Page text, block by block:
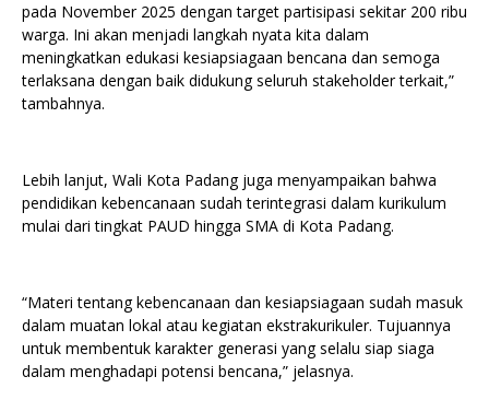
pada November 2025 dengan target partisipasi sekitar 200 ribu
warga. Ini akan menjadi langkah nyata kita dalam
meningkatkan edukasi kesiapsiagaan bencana dan semoga
terlaksana dengan baik didukung seluruh stakeholder terkait,”
tambahnya.
Lebih lanjut, Wali Kota Padang juga menyampaikan bahwa
pendidikan kebencanaan sudah terintegrasi dalam kurikulum
mulai dari tingkat PAUD hingga SMA di Kota Padang.
“Materi tentang kebencanaan dan kesiapsiagaan sudah masuk
dalam muatan lokal atau kegiatan ekstrakurikuler. Tujuannya
untuk membentuk karakter generasi yang selalu siap siaga
dalam menghadapi potensi bencana,” jelasnya.